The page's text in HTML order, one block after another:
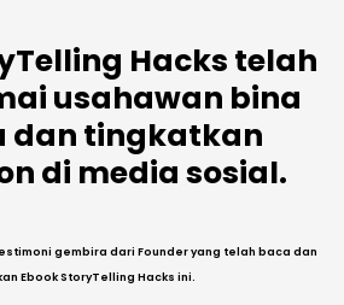
Hacks telah
usahawan bina
dan tingkatkan
di media sosial.
gembira dari Founder yang telah baca dan
Ebook StoryTelling Hacks ini.